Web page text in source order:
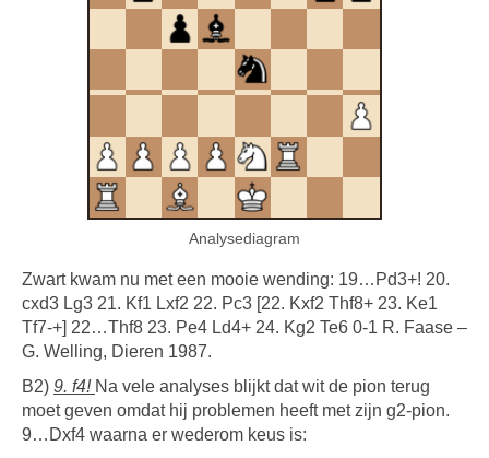
Analysediagram
Zwart kwam nu met een mooie wending: 19…Pd3+! 20.
cxd3 Lg3 21. Kf1 Lxf2 22. Pc3 [22. Kxf2 Thf8+ 23. Ke1
Tf7-+] 22…Thf8 23. Pe4 Ld4+ 24. Kg2 Te6 0-1 R. Faase –
G. Welling, Dieren 1987.
B2) 9. f4! Na vele analyses blijkt dat wit de pion terug
moet geven omdat hij problemen heeft met zijn g2-pion.
9…Dxf4 waarna er wederom keus is: